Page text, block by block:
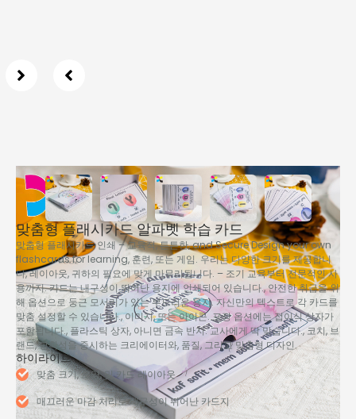
맞춤형 플래시카드 알파벳 학습 카드
맞춤형 플래시카드 인쇄 – 교육적, 튼튼한,and Secure Design your own
flashcards for learning, 훈련, 또는 게임. 우리는 다양한 크기를 제공합니
다, 레이아웃, 귀하의 필요에 맞게 마무리됩니다. – 조기 교육부터 전문적인 사
용까지. 카드는 내구성이 뛰어난 용지에 인쇄되어 있습니다., 안전한 취급을 위
해 옵션으로 둥근 모서리가 있는 부드러운 용지. 자신만의 텍스트로 각 카드를
맞춤 설정할 수 있습니다., 이미지, 또는 아이콘. 포장 옵션에는 접이식 상자가
포함됩니다., 플라스틱 상자, 아니면 금속 반지. 교사에게 딱 맞습니다., 코치, 브
랜드, 명확성을 중시하는 크리에이터와, 품질, 그리고 맞춤형 디자인.
하이라이트
맞춤 크기, 모양, 및 카드 레이아웃
매끄러운 마감 처리로 내구성이 뛰어난 카드지